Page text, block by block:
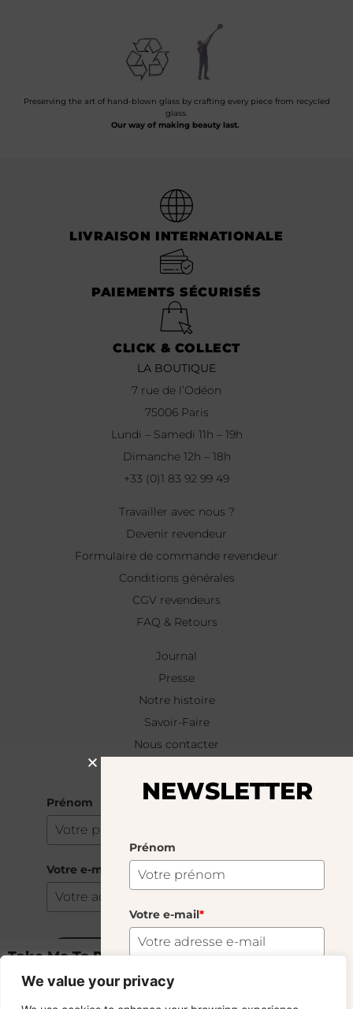
We value your privacy
Take Me To Provence
20.00€
Rupture de stock
Preserving the art of hand-blown glass by crafting every piece from recycled
glass.
Our way of making beauty last.
LIVRAISON INTERNATIONALE
PAIEMENTS SÉCURISÉS
CLICK & COLLECT
LA BOUTIQUE
7 rue de l’Odéon
75006 Paris
Lundi – Samedi 11h – 19h
Dimanche 12h – 18h
+33 (0)1 83 92 99 49
Travailler avec nous ?
Devenir revendeur
Formulaire de commande revendeur
Conditions générales
CGV revendeurs
FAQ & Retours
Journal
Presse
Notre histoire
Savoir-Faire
Nous contacter
Prénom
Votre e-mail
S'abonner
NEWSLETTER
Prénom
Votre e-mail*